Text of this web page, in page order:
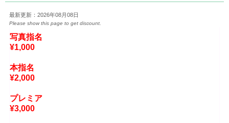
最新更新：2026年08月08日
Please show this page to get discount.
写真指名
¥1,000
本指名
¥2,000
プレミア
¥3,000